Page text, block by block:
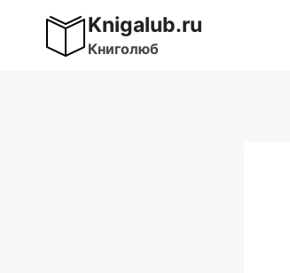
содержимому
Knigalub.ru
Книголюб